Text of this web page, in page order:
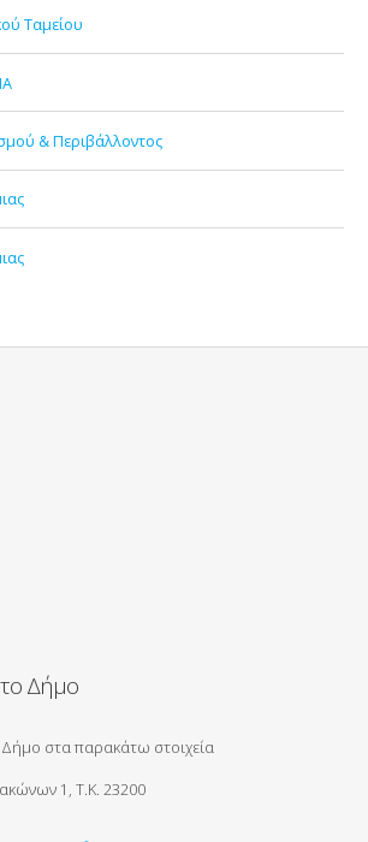
Ταμείου
& Περιβάλλοντος
το Δήμο
Δήμο στα παρακάτω στοιχεία
1, Τ.Κ. 23200